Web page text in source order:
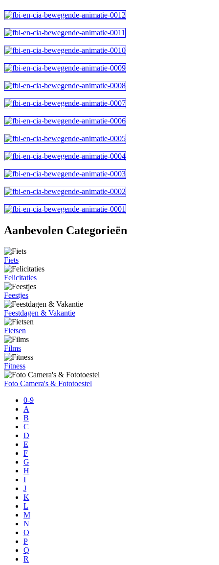
Aanbevolen Categorieën
Fiets
Felicitaties
Feestjes
Feestdagen & Vakantie
Fietsen
Films
Fitness
Foto Camera's & Fototoestel
0-9
A
B
C
D
E
F
G
H
I
J
K
L
M
N
O
P
Q
R